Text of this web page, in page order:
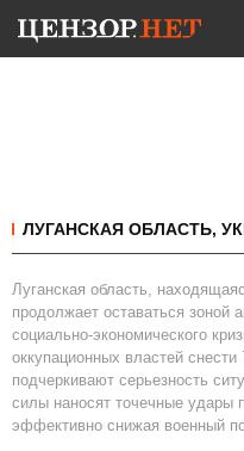
ЛУГАНСКАЯ ОБЛАСТЬ,
Луганская область,
продолжает оставаться зоной
социально-экономического
оккупационных властей
подчеркивают серьезность
силы наносят точечные удары
эффективно снижая военный